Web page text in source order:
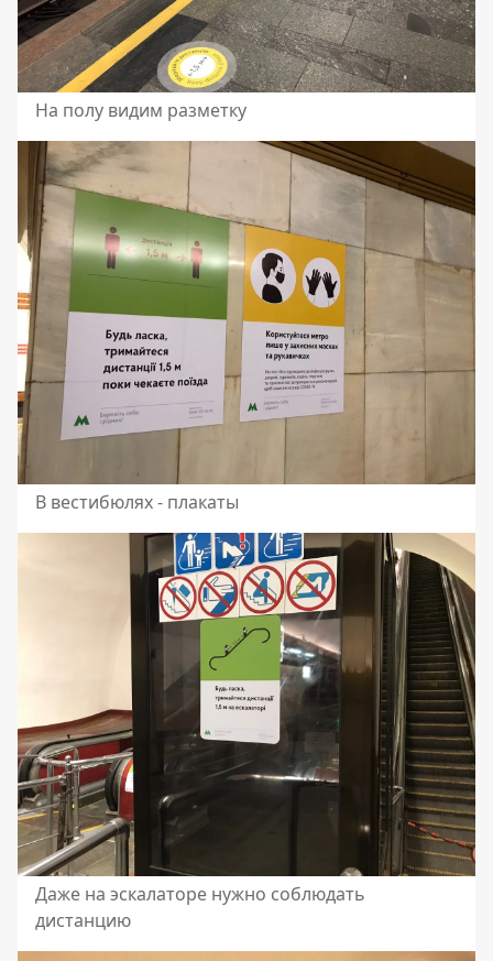
На полу видим разметку
В вестибюлях - плакаты
Даже на эскалаторе нужно соблюдать
дистанцию